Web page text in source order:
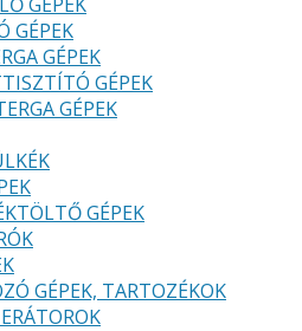
GÉPEK
GÉPEK
GÉPEK
GÉPEK
GÉPEK
GÉPEK, TARTOZÉKOK